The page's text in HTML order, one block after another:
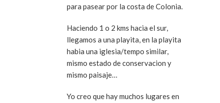
para pasear por la costa de Colonia.
Haciendo 1 o 2 kms hacia el sur,
llegamos a una playita, en la playita
habia una iglesia/tempo similar,
mismo estado de conservacion y
mismo paisaje…
Yo creo que hay muchos lugares en